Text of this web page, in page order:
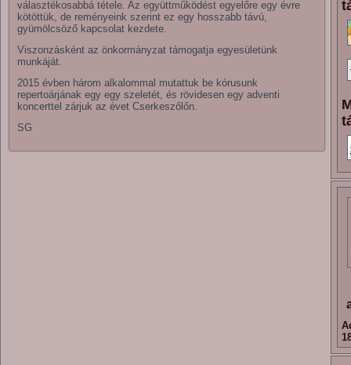
választékosabbá tétele. Az együttműködést egyelőre egy évre
kötöttük, de reményeink szerint ez egy hosszabb távú,
gyümölcsöző kapcsolat kezdete.
Viszonzásként az önkormányzat támogatja egyesületünk
munkáját.
2015 évben három alkalommal mutattuk be kórusunk
repertoárjának egy egy szeletét, és rövidesen egy adventi
koncerttel zárjuk az évet Cserkeszőlőn.
SG